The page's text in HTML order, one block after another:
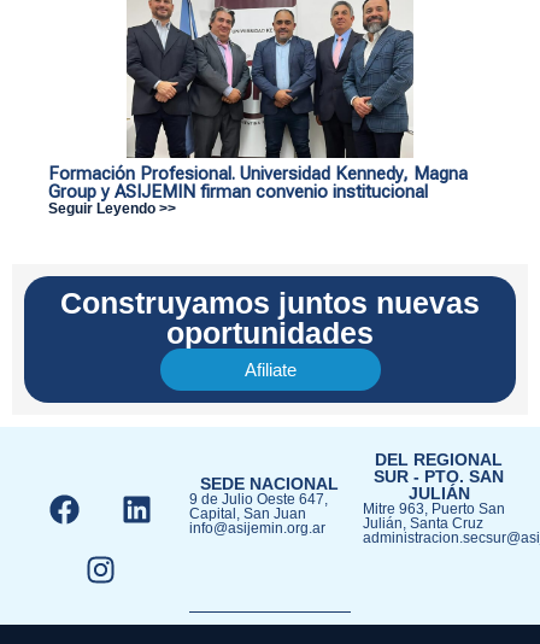
Formación Profesional. Universidad Kennedy, Magna
Group y ASIJEMIN firman convenio institucional
Seguir Leyendo >>
Construyamos juntos nuevas
oportunidades
Afiliate
SEDE NACIONAL
9 de Julio Oeste 647,
Capital, San Juan
info@asijemin.org.ar
DEL REGIONAL
SUR - PTO. SAN
JULIÁN​
Mitre 963, Puerto San
Julián, Santa Cruz